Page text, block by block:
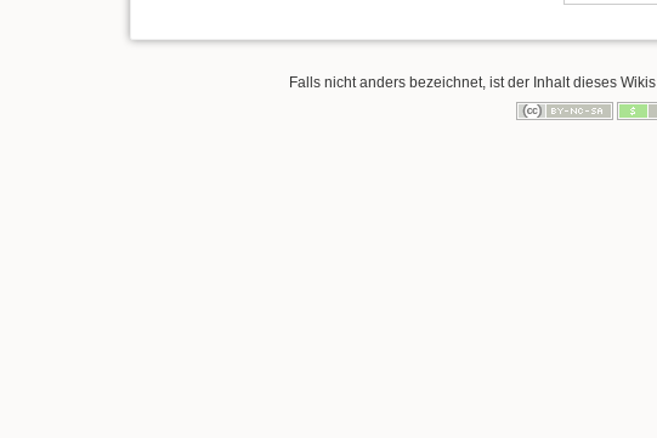
Falls nicht anders bezeichnet, ist der Inhalt dieses